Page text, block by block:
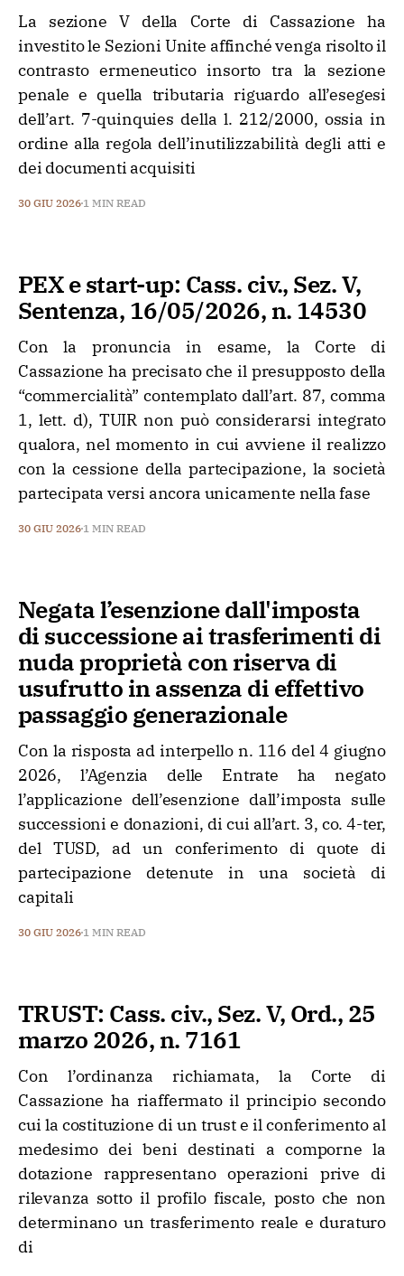
La sezione V della Corte di Cassazione ha
investito le Sezioni Unite affinché venga risolto il
contrasto ermeneutico insorto tra la sezione
penale e quella tributaria riguardo all’esegesi
dell’art. 7-quinquies della l. 212/2000, ossia in
ordine alla regola dell’inutilizzabilità degli atti e
dei documenti acquisiti
30 GIU 2026 1 MIN READ
PEX e start-up: Cass. civ., Sez. V,
Sentenza, 16/05/2026, n. 14530
Con la pronuncia in esame, la Corte di
Cassazione ha precisato che il presupposto della
“commercialità” contemplato dall’art. 87, comma
1, lett. d), TUIR non può considerarsi integrato
qualora, nel momento in cui avviene il realizzo
con la cessione della partecipazione, la società
partecipata versi ancora unicamente nella fase
30 GIU 2026 1 MIN READ
Negata l’esenzione dall'imposta
di successione ai trasferimenti di
nuda proprietà con riserva di
usufrutto in assenza di effettivo
passaggio generazionale
Con la risposta ad interpello n. 116 del 4 giugno
2026, l’Agenzia delle Entrate ha negato
l’applicazione dell’esenzione dall’imposta sulle
successioni e donazioni, di cui all’art. 3, co. 4-ter,
del TUSD, ad un conferimento di quote di
partecipazione detenute in una società di
capitali
30 GIU 2026 1 MIN READ
TRUST: Cass. civ., Sez. V, Ord., 25
marzo 2026, n. 7161
Con l’ordinanza richiamata, la Corte di
Cassazione ha riaffermato il principio secondo
cui la costituzione di un trust e il conferimento al
medesimo dei beni destinati a comporne la
dotazione rappresentano operazioni prive di
rilevanza sotto il profilo fiscale, posto che non
determinano un trasferimento reale e duraturo
di